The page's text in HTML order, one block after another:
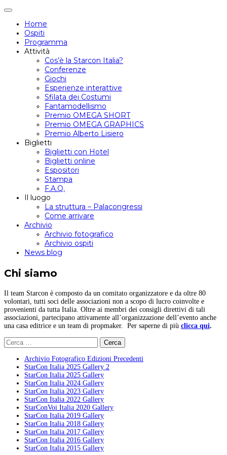
Attiva/disattiva
navigazione
Home
Ospiti
Programma
Attività
Cos’è la Starcon Italia?
Conferenze
Giochi
Esperienze interattive
Sfilata dei Costumi
Fantamodellismo
Premio OMEGA SHORT
Premio OMEGA GRAPHICS
Premio Alberto Lisiero
Biglietti
Biglietti con Hotel
Biglietti online
Espositori
Stampa
F.A.Q.
Il luogo
La struttura – Palacongressi
Come arrivare
Archivio
Archivio fotografico
Archivio ospiti
News blog
Chi siamo
Il team Starcon è composto da un comitato organizzatore e da oltre 80
volontari, tutti soci delle associazioni non a scopo di lucro coinvolte e
provenienti da tutta Italia. Oltre ai membri dei consigli direttivi di tali
associazioni, partecipano attivamente all’organizzazione dell’evento anche
una casa editrice e un team di propmaker. Per saperne di più clicca qui.
Ricerca
per:
Archivio Fotografico Edizioni Precedenti
StarCon Italia 2025 Gallery 2
StarCon Italia 2025 Gallery
StarCon Italia 2024 Gallery
StarCon Italia 2023 Gallery
StarCon Italia 2022 Gallery
StarConVoi Italia 2020 Gallery
StarCon Italia 2019 Gallery
StarCon Italia 2018 Gallery
StarCon Italia 2017 Gallery
StarCon Italia 2016 Gallery
StarCon Italia 2015 Gallery